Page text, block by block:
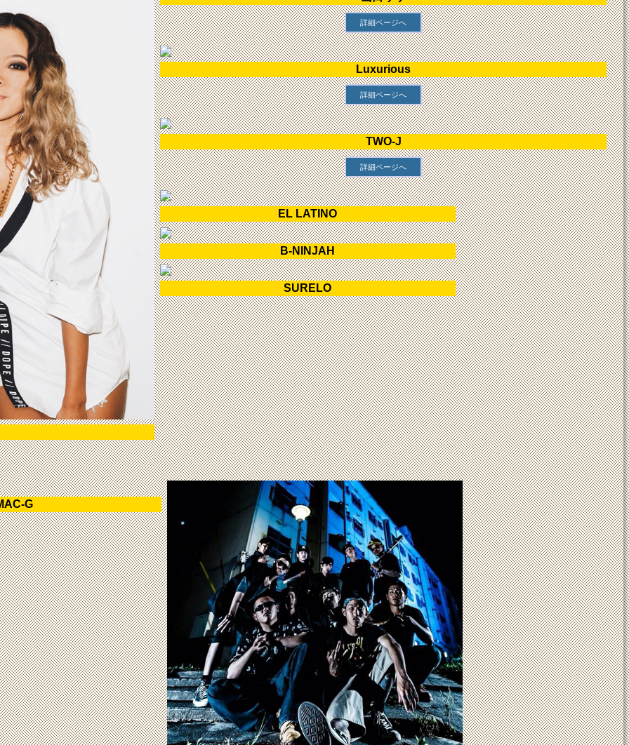
詳細ページへ
Luxurious
詳細ページへ
TWO-J
詳細ページへ
EL LATINO
B-NINJAH
SURELO
G